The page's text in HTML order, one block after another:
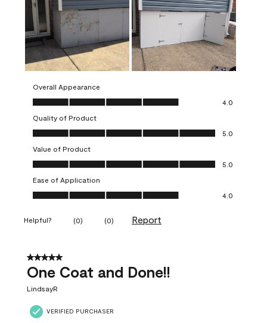
Overall Appearance
Overall Appearance, 4.0 out of 5
4.0
Quality of Product
Quality of Product, 5.0 out of 5
5.0
Value of Product
Value of Product, 5.0 out of 5
5.0
Ease of Application
Ease of Application, 4.0 out of 5
4.0
Helpful? (0) (0) Report
5 out of 5 stars.
One Coat and Done!!
LindsayR
VERIFIED PURCHASER